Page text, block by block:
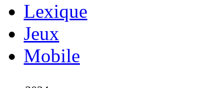
Lexique
Jeux
Mobile